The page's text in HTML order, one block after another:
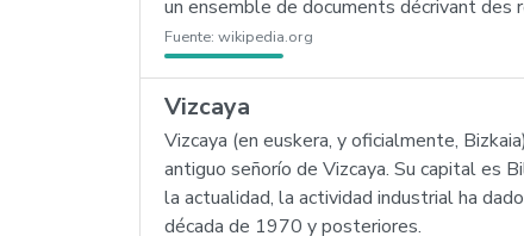
un ensemble de documents décrivant des
Fuente: wikipedia.org
Vizcaya
Vizcaya (en euskera, y oficialmente,
antiguo señorío de Vizcaya. Su capital es
la actualidad, la actividad industrial ha
década de 1970 y posteriores.